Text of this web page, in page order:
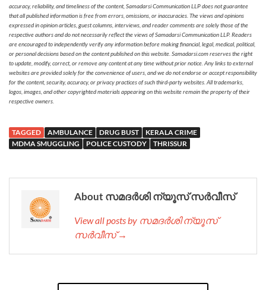
accuracy, reliability, and timeliness of the content, Samadarsi Communication LLP does not guarantee
that all published information is free from errors, omissions, or inaccuracies. The views and opinions
expressed in opinion articles, guest columns, interviews, and reader comments are solely those of the
respective authors and do not necessarily reflect the views of Samadarsi Communication LLP. Readers
are encouraged to independently verify any information before making financial, legal, medical, political,
or personal decisions based on the content published on this website. Samadarsi.com reserves the right
to update, modify, correct, or remove any content at any time without prior notice. Any links to external
websites are provided solely for the convenience of users, and we do not endorse or accept responsibility
for the content, security, accuracy, or privacy practices of such third-party websites. All trademarks,
logos, images, and other copyrighted materials appearing on this website remain the property of their
respective owners.
TAGGED AMBULANCE DRUG BUST
KERALA CRIME
MDMA SMUGGLING
POLICE CUSTODY THRISSUR
About സമദർശി ന്യൂസ് സർവീസ്
View all posts by സമദർശി ന്യൂസ്
സർവീസ് →